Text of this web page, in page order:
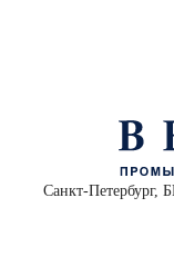
ваших
Выбор установки
тестирования.
1.
Санкт-Петербург,